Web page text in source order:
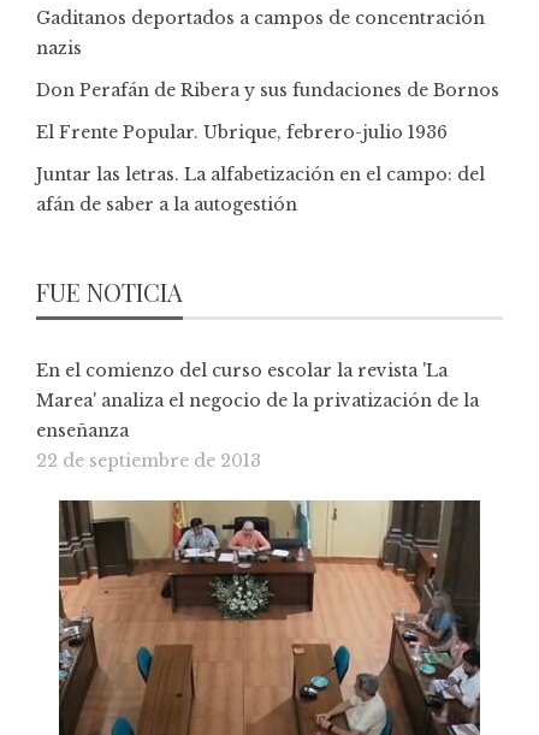
Gaditanos deportados a campos de concentración
nazis
Don Perafán de Ribera y sus fundaciones de Bornos
El Frente Popular. Ubrique, febrero-julio 1936
Juntar las letras. La alfabetización en el campo: del
afán de saber a la autogestión
FUE NOTICIA
En el comienzo del curso escolar la revista 'La
Marea' analiza el negocio de la privatización de la
enseñanza
22 de septiembre de 2013